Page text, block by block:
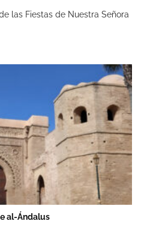
las Fiestas de Nuestra Señora
al-Ándalus